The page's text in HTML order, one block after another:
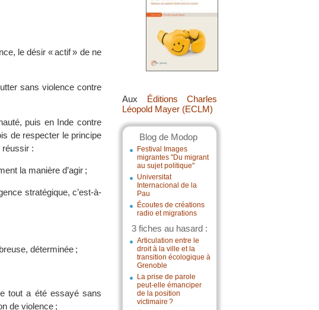
Aux Éditions Charles
Léopold Mayer (ECLM)
Blog de Modop
Festival Images
migrantes "Du migrant
au sujet politique"
Universitat
Internacional de la
Pau
Écoutes de créations
radio et migrations
3 fiches au hasard :
Articulation entre le
droit à la ville et la
transition écologique à
Grenoble
La prise de parole
peut-elle émanciper
de la position
victimaire ?
le désir « actif » de ne
sans violence contre
puis en Inde contre
de respecter le principe
réussir :
la manière d’agir ;
stratégique, c’est-à-
déterminée ;
tout a été essayé sans
de violence ;